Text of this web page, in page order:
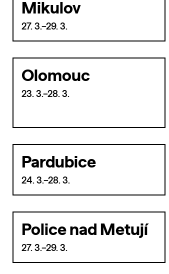
Mikulov
27. 3.–29. 3.
Olomouc
23. 3.–28. 3.
Pardubice
24. 3.–28. 3.
Police nad Metují
27. 3.–29. 3.